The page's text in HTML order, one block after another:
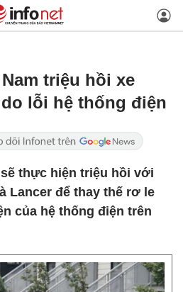
triệu hồi xe
lỗi hệ thống điện
thực hiện triệu hồi với
Lancer để thay thế rơ le
của hệ thống điện trên